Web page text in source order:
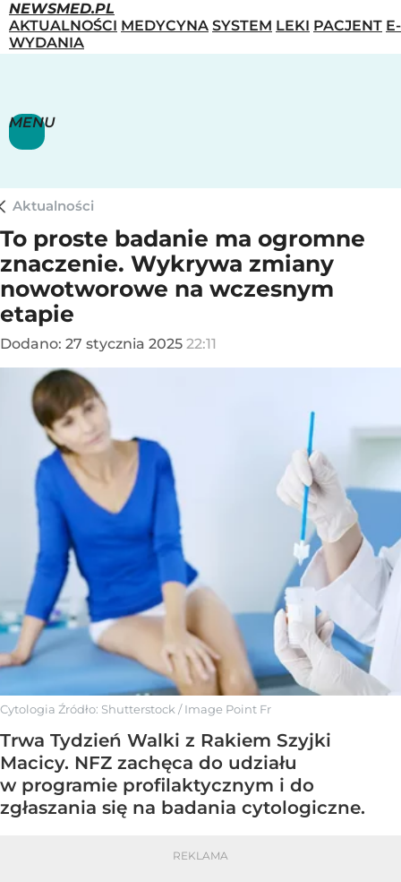
NEWSMED.PL
AKTUALNOŚCI MEDYCYNA SYSTEM LEKI PACJENT E-
WYDANIA
MENU
Aktualności
To proste badanie ma ogromne
znaczenie. Wykrywa zmiany
nowotworowe na wczesnym
etapie
Dodano: 27 stycznia 2025 22:11
Cytologia Źródło: Shutterstock /Image Point Fr
Trwa Tydzień Walki z Rakiem Szyjki
Macicy. NFZ zachęca do udziału
w programie profilaktycznym i do
zgłaszania się na badania cytologiczne.